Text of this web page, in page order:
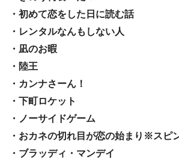
・初めて恋をした日に読む話
・レンタルなんもしない人
・凪のお暇
・陸王
・カンナさーん！
・下町ロケット
・ノーサイドゲーム
・おカネの切れ目が恋の始まり※スピ
・ブラッディ・マンデイ